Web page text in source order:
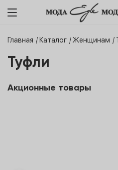
Главная Каталог Женщинам
Туфли
Акционные товары